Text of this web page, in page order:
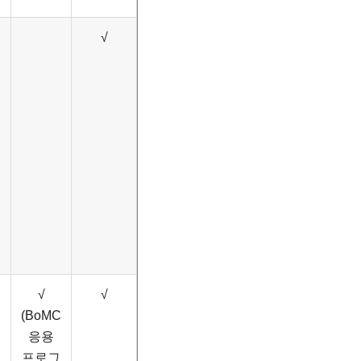
√
√
(BoMC
응용
프로그
√